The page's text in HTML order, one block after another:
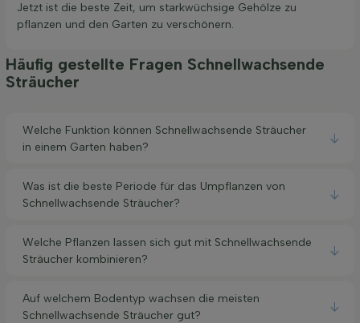
Jetzt ist die beste Zeit, um starkwüchsige Gehölze zu
pflanzen und den Garten zu verschönern.
Häufig gestellte Fragen Schnellwachsende
Sträucher
Welche Funktion können Schnellwachsende Sträucher
in einem Garten haben?
Was ist die beste Periode für das Umpflanzen von
Schnellwachsende Sträucher?
Welche Pflanzen lassen sich gut mit Schnellwachsende
Sträucher kombinieren?
Auf welchem Bodentyp wachsen die meisten
Schnellwachsende Sträucher gut?